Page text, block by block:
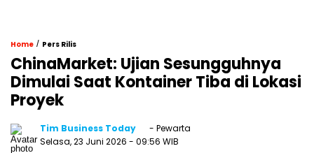
Home / Pers Rilis
ChinaMarket: Ujian Sesungguhnya
Dimulai Saat Kontainer Tiba di Lokasi
Proyek
Tim Business Today
- Pewarta
Selasa, 23 Juni 2026 - 09:56 WIB